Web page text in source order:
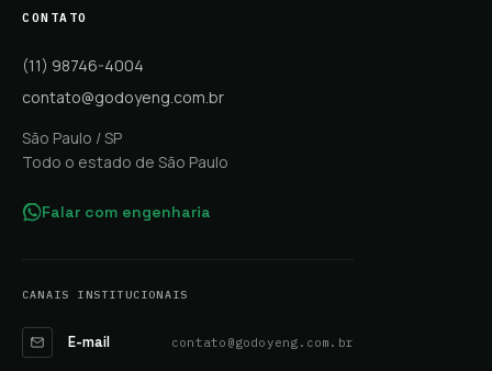
CONTATO
(11) 98746-4004
contato@godoyeng.com.br
São Paulo / SP
Todo o estado de São Paulo
Falar com engenharia
CANAIS INSTITUCIONAIS
E-mail contato@godoyeng.com.br